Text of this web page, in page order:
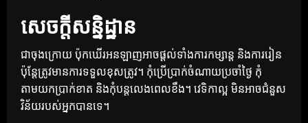
សេចក្តីសន្និដ្ឋាន
ជាចុងក្រោយ ប៉ុកឃើរអនឡាញអាចផ្តល់ទាំងការកម្សាន្ត និងការរៀន
ប៉ុន្តែត្រូវមានការទទួលខុសត្រូវ។ កុំប្រើប្រាក់ចំណាយប្រចាំថ្ងៃ កុំ
តាមយកប្រាក់ខាត និងកុំបន្តលេងពេលខឹង។ វេទិកាល្អ មិនអាចជំនួស
វិន័យរបស់អ្នកបានទេ។